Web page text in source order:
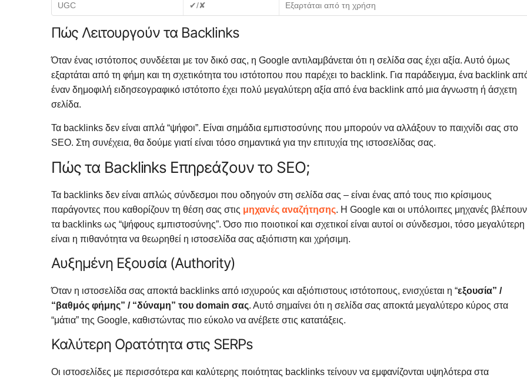
UGC ✔/✘ Εξαρτάται από τη χρήση
Πώς Λειτουργούν τα Backlinks
Όταν ένας ιστότοπος συνδέεται με τον δικό σας, η Google αντιλαμβάνεται ότι η σελίδα σας έχει αξία. Αυτό όμως
εξαρτάται από τη φήμη και τη σχετικότητα του ιστότοπου που παρέχει το backlink. Για παράδειγμα, ένα backlink
έναν δημοφιλή ειδησεογραφικό ιστότοπο έχει πολύ μεγαλύτερη αξία από ένα backlink από μια άγνωστη ή άσχετη
σελίδα.
Τα backlinks δεν είναι απλά “ψήφοι”. Είναι σημάδια εμπιστοσύνης που μπορούν να αλλάξουν το παιχνίδι σας στο
SEO. Στη συνέχεια, θα δούμε γιατί είναι τόσο σημαντικά για την επιτυχία της ιστοσελίδας σας.
Πώς τα Backlinks Επηρεάζουν το SEO;
Τα backlinks δεν είναι απλώς σύνδεσμοι που οδηγούν στη σελίδα σας – είναι ένας από τους πιο κρίσιμους
παράγοντες που καθορίζουν τη θέση σας στις μηχανές αναζήτησης. Η Google και οι υπόλοιπες μηχανές βλέπουν
τα backlinks ως “ψήφους εμπιστοσύνης”. Όσο πιο ποιοτικοί και σχετικοί είναι αυτοί οι σύνδεσμοι, τόσο μεγαλύτερη
είναι η πιθανότητα να θεωρηθεί η ιστοσελίδα σας αξιόπιστη και χρήσιμη.
Αυξημένη Εξουσία (Authority)
Όταν η ιστοσελίδα σας αποκτά backlinks από ισχυρούς και αξιόπιστους ιστότοπους, ενισχύεται η “εξουσία” /
“βαθμός φήμης” / “δύναμη” του domain σας. Αυτό σημαίνει ότι η σελίδα σας αποκτά μεγαλύτερο κύρος στα
“μάτια” της Google, καθιστώντας πιο εύκολο να ανέβετε στις κατατάξεις.
Καλύτερη Ορατότητα στις SERPs
Οι ιστοσελίδες με περισσότερα και καλύτερης ποιότητας backlinks τείνουν να εμφανίζονται υψηλότερα στα